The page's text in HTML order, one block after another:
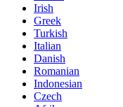
Irish
Greek
Turkish
Italian
Danish
Romanian
Indonesian
Czech